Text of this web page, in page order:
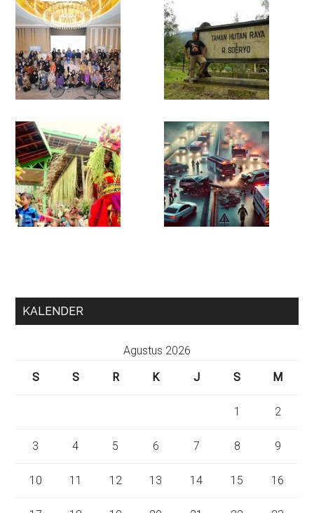
KALENDER
Agustus 2026
S
S R K J S M
1 2
3 4 5 6 7 8 9
10 11 12 13 14 15 16